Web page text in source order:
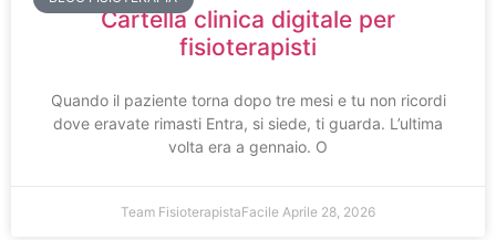
Cartella clinica digitale per
fisioterapisti
Quando il paziente torna dopo tre mesi e tu non ricordi
dove eravate rimasti Entra, si siede, ti guarda. L’ultima
volta era a gennaio. O
Team FisioterapistaFacile Aprile 28, 2026